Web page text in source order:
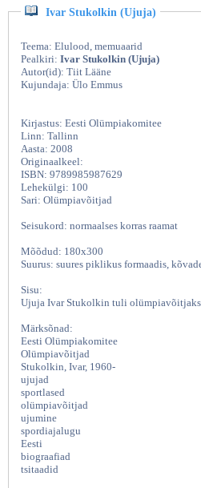
Ivar Stukolkin (Ujuja)
Teema: Elulood, memuaarid
Pealkiri: Ivar Stukolkin (Ujuja)
Autor(id): Tiit Lääne
Kujundaja: Ülo Emmus
Kirjastus: Eesti Olümpiakomitee
Linn: Tallinn
Aasta: 2008
Originaalkeel:
ISBN: 9789985987629
Lehekülgi: 100
Sari: Olümpiavõitjad
Seisukord: normaalses korras raamat
Mõõdud: 180x300
Suurus: suures piklikus formaadis,
Sisu:
Ujuja Ivar Stukolkin tuli olümpiavõitjaks
Märksõnad:
Eesti Olümpiakomitee
Olümpiavõitjad
Stukolkin, Ivar, 1960-
ujujad
sportlased
olümpiavõitjad
ujumine
spordiajalugu
Eesti
biograafiad
tsitaadid